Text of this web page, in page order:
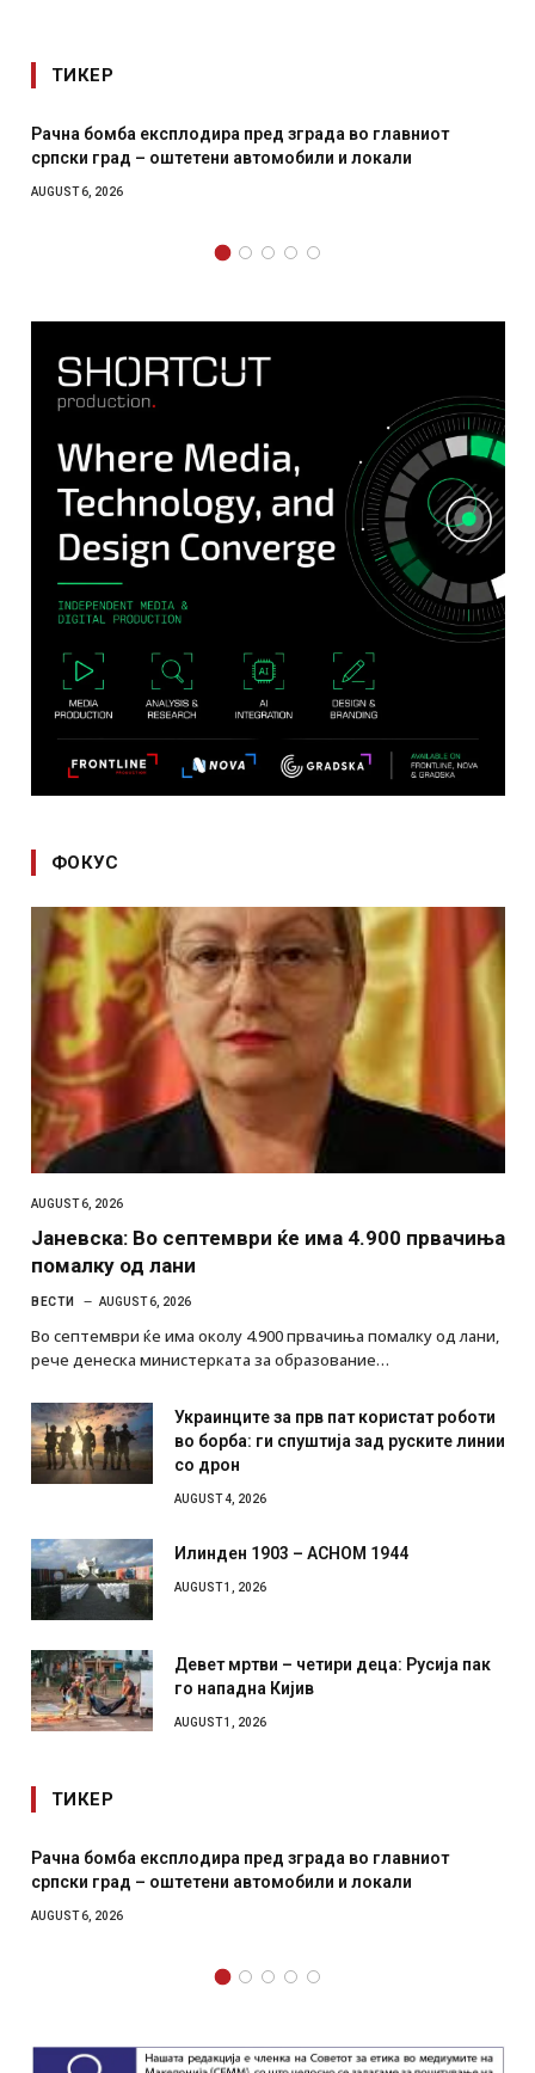
ТИКЕР
зграда во главниот
и локали
И Данска се милитарилизира –
месечна воена
ФОКУС
AUGUST 6, 2026
Јаневска: Во септември ќе има 4.900 првачиња
помалку од лани
ВЕСТИ AUGUST 6, 2026
Во септември ќе има околу 4.900 првачиња помалку од лани,
рече денеска министерката за образование…
Украинците за прв пат користат роботи
во борба: ги спуштија зад руските линии
со дрон
AUGUST 4, 2026
Илинден 1903 – АСНОМ 1944
AUGUST 1, 2026
Девет мртви – четири деца: Русија пак
го нападна Кијив
AUGUST 1, 2026
ТИКЕР
експлодира пред зграда во главниот
– оштетени автомобили и локали
И Данска се
месечна воена